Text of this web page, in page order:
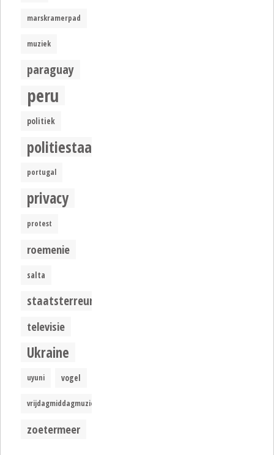
marskramerpad
muziek
paraguay
peru
politiek
politiestaat
portugal
privacy
protest
roemenie
salta
staatsterreur
televisie
Ukraine
uyuni vogel
vrijdagmiddagmuziek
zoetermeer